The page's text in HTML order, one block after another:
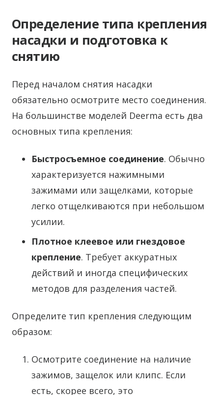
Определение типа крепления
насадки и подготовка к
снятию
Перед началом снятия насадки
обязательно осмотрите место соединения.
На большинстве моделей Deerma есть два
основных типа крепления:
Быстросъемное соединение. Обычно
характеризуется нажимными
зажимами или защелками, которые
легко отщелкиваются при небольшом
усилии.
Плотное клеевое или гнездовое
крепление. Требует аккуратных
действий и иногда специфических
методов для разделения частей.
Определите тип крепления следующим
образом:
Осмотрите соединение на наличие
зажимов, защелок или клипс. Если
есть, скорее всего, это